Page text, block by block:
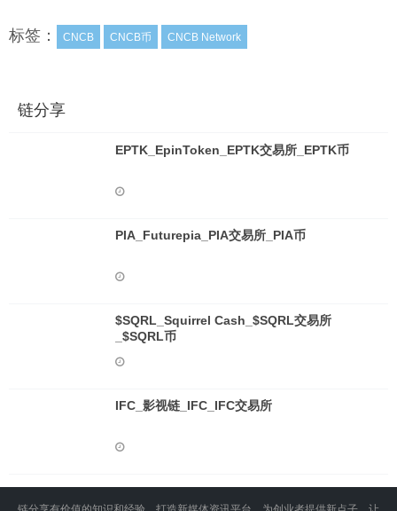
标签： CNCB CNCB币 CNCB Network
链分享
EPTK_EpinToken_EPTK交易所_EPTK币
PIA_Futurepia_PIA交易所_PIA币
$SQRL_Squirrel Cash_$SQRL交易所
_$SQRL币
IFC_影视链_IFC_IFC交易所